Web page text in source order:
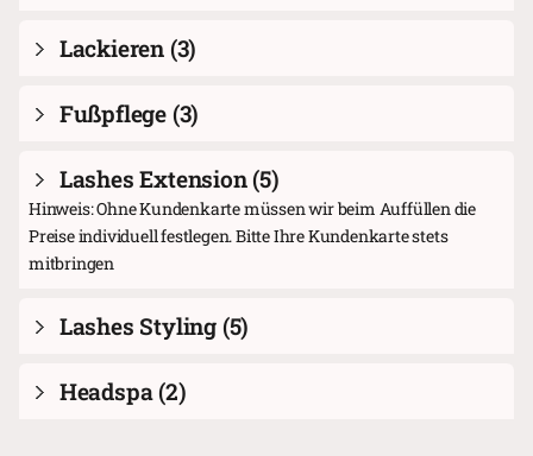
Lackieren (3)
Fußpflege (3)
Lashes Extension(5)
Hinweis: Ohne Kundenkarte müssen wir beim Auffüllen die
Preise individuell festlegen. Bitte Ihre Kundenkarte stets
mitbringen
Lashes Styling (5)
Headspa(2)